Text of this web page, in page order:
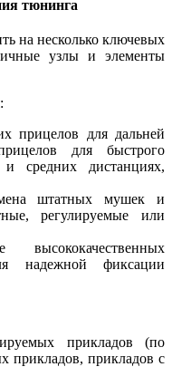
тюнинга
на несколько ключевых
узлы и элементы
прицелов для дальней
для быстрого
средних дистанциях,
штатных мушек и
регулируемые или
высококачественных
надежной фиксации
прикладов (по
прикладов, прикладов с